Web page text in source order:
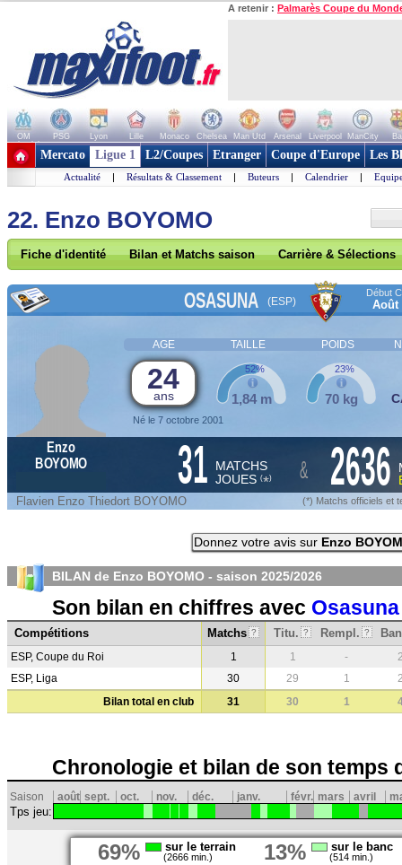
A retenir : Palmarès Coupe du
OM PSG Lyon Lille Monaco Chelsea Man Utd Arsenal Liverpool ManCity
+ de clubs
Mercato Ligue 1 L2/Coupes Etranger Coupe d'Europe Les
Actualité | Résultats & Classement | Buteurs | Calendrier |
22. Enzo BOYOMO
Fiche d'identité Bilan et Matchs saison Carrière & Sélections
OSASUNA (ESP)
Début
Août
AGE TAILLE POIDS
24
ans
Né le 7 octobre 2001
1,84 m
52%
70 kg
23%
Enzo
BOYOMO
31 MATCHS
JOUES (*) & 2636
Flavien Enzo Thiedort BOYOMO (*) Matchs officiels et
Donnez votre avis sur Enzo
BILAN de Enzo BOYOMO - saison 2025/2026
Son bilan en chiffres avec Osasuna
Compétitions Matchs ? Titu. ? Rempl. ?
ESP, Coupe du Roi 1 1 -
ESP, Liga
30 29 1
Bilan total en club
31 30 1
Chronologie et bilan de son temps
Saison août sept. oct. nov. déc. janv. févr. mars avril
Tps jeu:
69% sur le terrain
(2666 min.) 13% sur le banc
(514 min.)